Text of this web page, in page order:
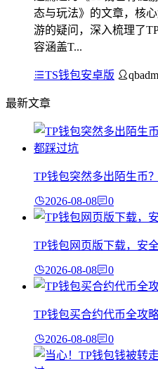
态与玩法》的文章，核
游的疑问，深入梳理了
容涵盖T...
TS钱包安卓版
最新文章
TP钱包突然多出陌生币
2026-08-08 0
TP钱包网页版下载，安
2026-08-08 0
TP钱包买合约代币全攻
2026-08-08 0